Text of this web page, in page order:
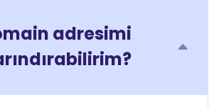
adresimi